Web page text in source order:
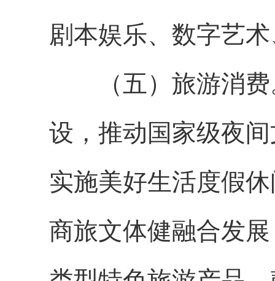
剧本娱乐、数字艺
（五）旅游消费
设，推动国家级夜
实施美好生活度假
商旅文体健融合发